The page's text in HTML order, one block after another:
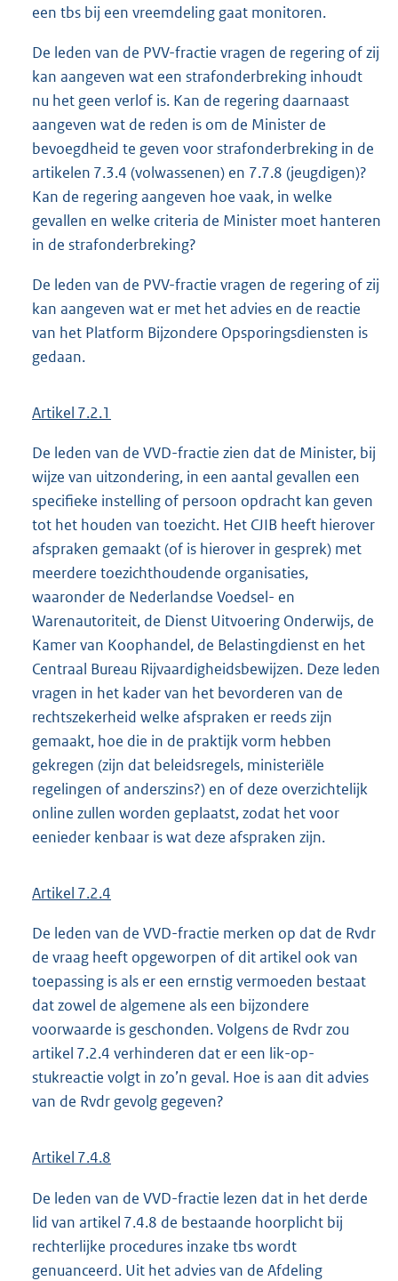
een tbs bij een vreemdeling gaat monitoren.
De leden van de PVV-fractie vragen de regering of zij
kan aangeven wat een strafonderbreking inhoudt
nu het geen verlof is. Kan de regering daarnaast
aangeven wat de reden is om de Minister de
bevoegdheid te geven voor strafonderbreking in de
artikelen 7.3.4 (volwassenen) en 7.7.8 (jeugdigen)?
Kan de regering aangeven hoe vaak, in welke
gevallen en welke criteria de Minister moet hanteren
in de strafonderbreking?
De leden van de PVV-fractie vragen de regering of zij
kan aangeven wat er met het advies en de reactie
van het Platform Bijzondere Opsporingsdiensten is
gedaan.
Artikel 7.2.1
De leden van de VVD-fractie zien dat de Minister, bij
wijze van uitzondering, in een aantal gevallen een
specifieke instelling of persoon opdracht kan geven
tot het houden van toezicht. Het CJIB heeft hierover
afspraken gemaakt (of is hierover in gesprek) met
meerdere toezichthoudende organisaties,
waaronder de Nederlandse Voedsel- en
Warenautoriteit, de Dienst Uitvoering Onderwijs, de
Kamer van Koophandel, de Belastingdienst en het
Centraal Bureau Rijvaardigheidsbewijzen. Deze leden
vragen in het kader van het bevorderen van de
rechtszekerheid welke afspraken er reeds zijn
gemaakt, hoe die in de praktijk vorm hebben
gekregen (zijn dat beleidsregels, ministeriële
regelingen of anderszins?) en of deze overzichtelijk
online zullen worden geplaatst, zodat het voor
eenieder kenbaar is wat deze afspraken zijn.
Artikel 7.2.4
De leden van de VVD-fractie merken op dat de Rvdr
de vraag heeft opgeworpen of dit artikel ook van
toepassing is als er een ernstig vermoeden bestaat
dat zowel de algemene als een bijzondere
voorwaarde is geschonden. Volgens de Rvdr zou
artikel 7.2.4 verhinderen dat er een lik-op-
stukreactie volgt in zo’n geval. Hoe is aan dit advies
van de Rvdr gevolg gegeven?
Artikel 7.4.8
De leden van de VVD-fractie lezen dat in het derde
lid van artikel 7.4.8 de bestaande hoorplicht bij
rechterlijke procedures inzake tbs wordt
genuanceerd. Uit het advies van de Afdeling